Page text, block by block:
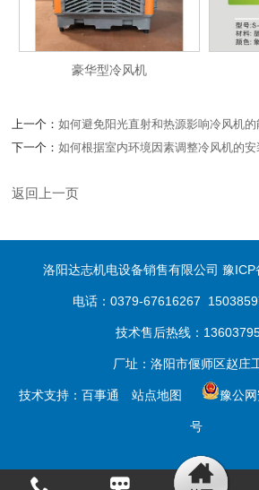
豪华型冷风机
上一个：如何避免阳光直射和热源影响冷风机的
下一个：如何根据室内环境因素调整冷风机的
返回上一页
洛阳达志机电设备销售有限公司 豫ICP
电话：0379-67616267
技术售后热线：
厂址：洛阳市偃师区赵庄
技术支持： 百事通 站点地图 豫公
号